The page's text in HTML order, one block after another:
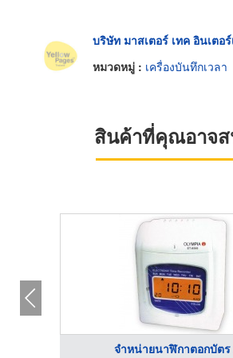
บริษัท มาสเตอร์ เทค อินเตอ
หมวดหมู่ : เครื่องบันทึกเวลา
สินค้าที่คุณอาจส
จำหน่ายนาฬิกาตอกบัตร